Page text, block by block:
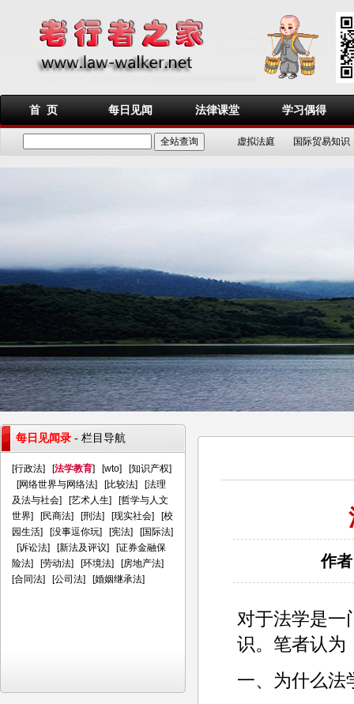
首 页 每日见闻 法律课堂 学习偶得
虚拟法庭 国际贸易知识
作
对于法学是一
识。笔者认为
一、为什么法
每日见闻录 - 栏目导航
[行政法] [法学教育] [wto] [知识产权]
[网络世界与网络法] [比较法] [法理
及法与社会] [艺术人生] [哲学与人文
世界] [民商法] [刑法] [现实社会] [校
园生活] [没事逗你玩] [宪法] [国际法]
[诉讼法] [新法及评议] [证券金融保
险法] [劳动法] [环境法] [房地产法]
[合同法] [公司法] [婚姻继承法]